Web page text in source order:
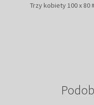
Trzy kobiety 100 x 80